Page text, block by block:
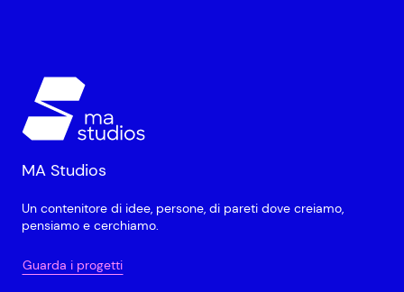
MA Studios
Un contenitore di idee, persone, di pareti dove creiamo,
pensiamo e cerchiamo.
Guarda i progetti